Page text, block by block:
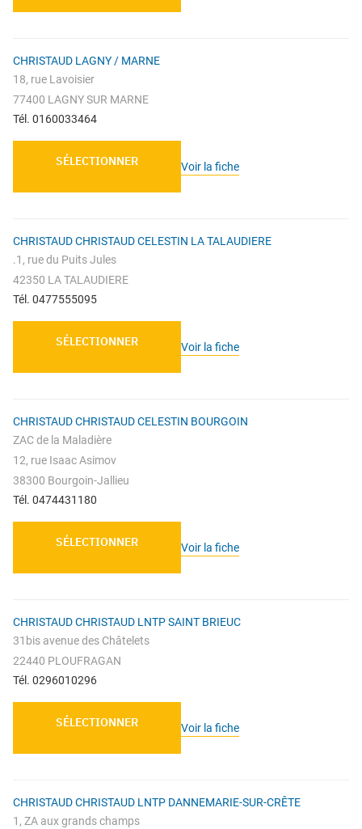
CHRISTAUD LAGNY / MARNE
18, rue Lavoisier
77400 LAGNY SUR MARNE
Tél. 0160033464
SÉLECTIONNER Voir la fiche
CHRISTAUD CHRISTAUD CELESTIN LA TALAUDIERE
.1, rue du Puits Jules
42350 LA TALAUDIERE
Tél. 0477555095
SÉLECTIONNER Voir la fiche
CHRISTAUD CHRISTAUD CELESTIN BOURGOIN
ZAC de la Maladière
12, rue Isaac Asimov
38300 Bourgoin-Jallieu
Tél. 0474431180
SÉLECTIONNER Voir la fiche
CHRISTAUD CHRISTAUD LNTP SAINT BRIEUC
31bis avenue des Châtelets
22440 PLOUFRAGAN
Tél. 0296010296
SÉLECTIONNER Voir la fiche
CHRISTAUD CHRISTAUD LNTP DANNEMARIE-SUR-CRÊTE
1, ZA aux grands champs